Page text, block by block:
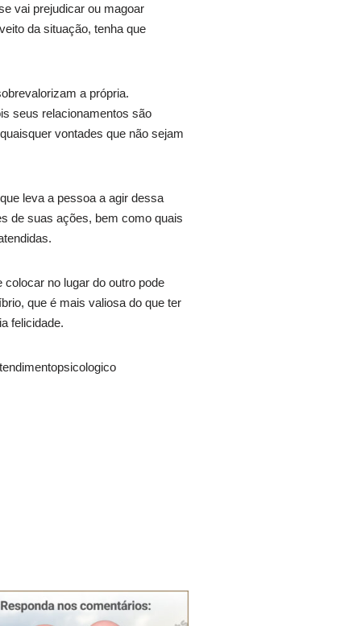
vai prejudicar ou magoar
da situação, tenha que
a própria.
seus relacionamentos são
vontades que não sejam
leva a pessoa a agir dessa
de suas ações, bem como quais
no lugar do outro pode
que é mais valiosa do que ter
felicidade.